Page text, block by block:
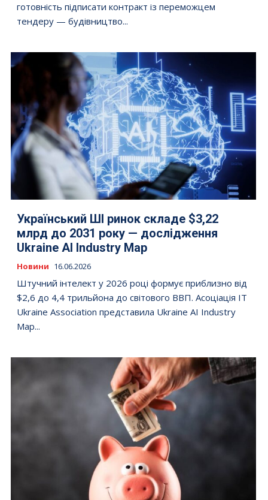
готовність підписати контракт із переможцем
тендеру — будівництво...
Український ШІ ринок складе $3,22
млрд до 2031 року — дослідження
Ukraine AI Industry Map
Новини 16.06.2026
Штучний інтелект у 2026 році формує приблизно від
$2,6 до 4,4 трильйона до світового ВВП. Асоціація IT
Ukraine Association представила Ukraine AI Industry
Map...